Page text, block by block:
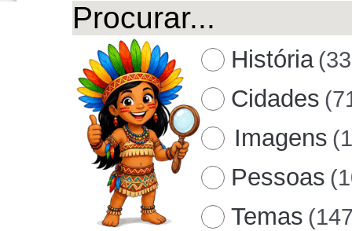
História
Cidades
Imagens
Pessoas
Temas